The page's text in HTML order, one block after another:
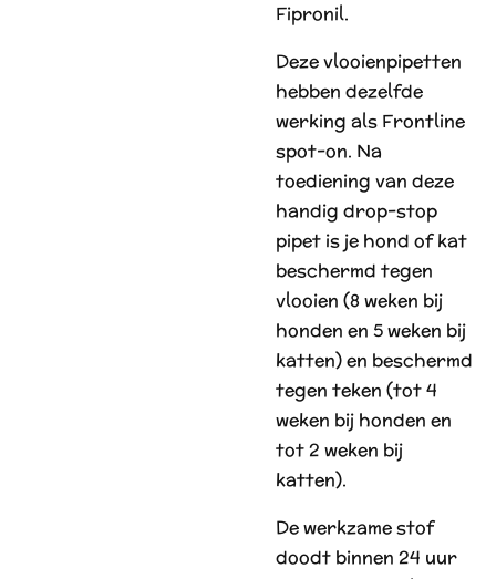
Fipronil.
Deze vlooienpipetten
hebben dezelfde
werking als Frontline
spot-on. Na
toediening van deze
handig drop-stop
pipet is je hond of kat
beschermd tegen
vlooien (8 weken bij
honden en 5 weken bij
katten) en beschermd
tegen teken (tot 4
weken bij honden en
tot 2 weken bij
katten).
De werkzame stof
doodt binnen 24 uur